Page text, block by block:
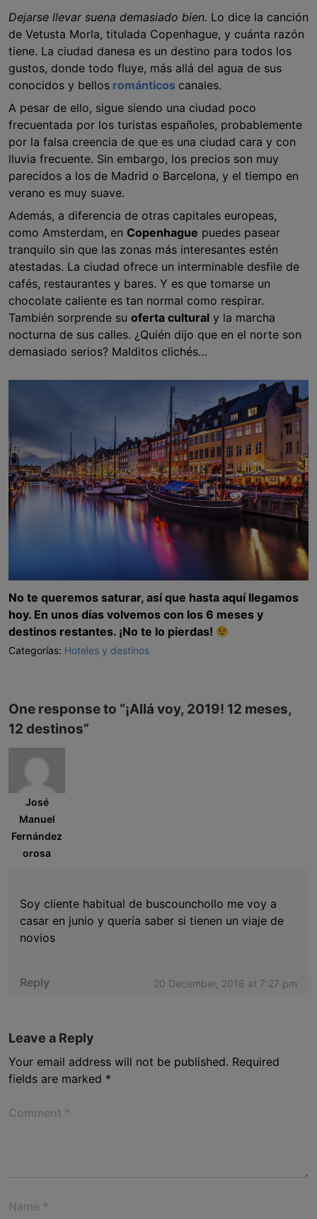
Dejarse llevar suena demasiado bien. Lo dice la canción
de Vetusta Morla, titulada Copenhague, y cuánta razón
tiene. La ciudad danesa es un destino para todos los
gustos, donde todo fluye, más allá del agua de sus
conocidos y bellos románticos canales.
A pesar de ello, sigue siendo una ciudad poco
frecuentada por los turistas españoles, probablemente
por la falsa creencia de que es una ciudad cara y con
lluvia frecuente. Sin embargo, los precios son muy
parecidos a los de Madrid o Barcelona, y el tiempo en
verano es muy suave.
Además, a diferencia de otras capitales europeas,
como Amsterdam, en Copenhague puedes pasear
tranquilo sin que las zonas más interesantes estén
atestadas. La ciudad ofrece un interminable desfile de
cafés, restaurantes y bares. Y es que tomarse un
chocolate caliente es tan normal como respirar.
También sorprende su oferta cultural y la marcha
nocturna de sus calles. ¿Quién dijo que en el norte son
demasiado serios? Malditos clichés…
No te queremos saturar, así que hasta aquí llegamos
hoy. En unos días volvemos con los 6 meses y
destinos restantes. ¡No te lo pierdas!
Categorías: Hoteles y destinos
One response to “¡Allá voy, 2019! 12 meses,
12 destinos”
José
Manuel
Fernández
orosa
20 December, 2018 at 7:27 pm
Soy cliente habitual de buscounchollo me voy a
casar en junio y quería saber si tienen un viaje de
novios
Reply
Leave a Reply
Your email address will not be published. Required
fields are marked *
Comment *
Name *